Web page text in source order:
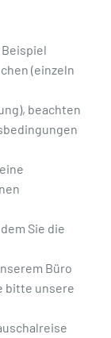
(einzeln
beachten
Sie die
Büro
bitte unsere